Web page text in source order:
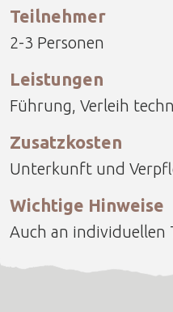
Teilnehmer
2-3 Personen
Leistungen
Führung, Verleih
Zusatzkosten
Unterkunft und
Wichtige Hinweise
Auch an individuellen